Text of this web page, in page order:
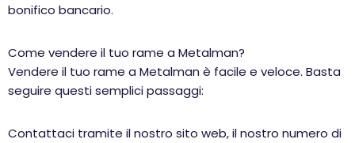
bonifico bancario.
Come vendere il tuo rame a Metalman?
Vendere il tuo rame a Metalman è facile e veloce. Basta
seguire questi semplici passaggi:
Contattaci tramite il nostro sito web, il nostro numero di